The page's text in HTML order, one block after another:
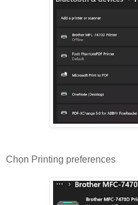
Chọn Printing preferences